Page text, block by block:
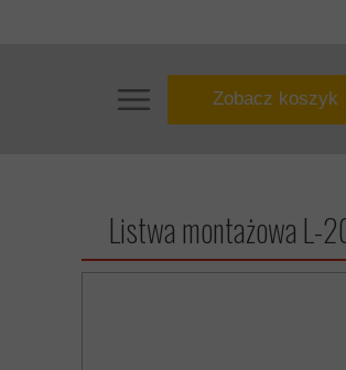
Zobacz koszyk
Listwa montażowa L-